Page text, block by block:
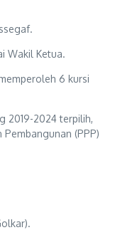
Wakil Ketua.
6 kursi
2019-2024 terpilih,
(PPP)